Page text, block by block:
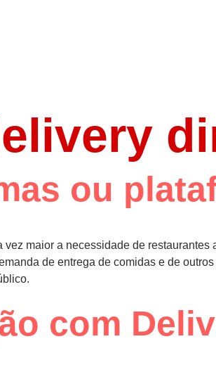
ou
vez maior a necessidade de
de entrega de comidas e de
com